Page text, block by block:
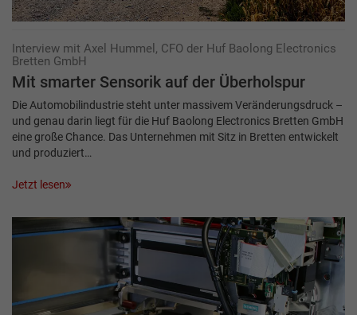
Interview mit Axel Hummel, CFO der Huf Baolong Electronics
Bretten GmbH
Mit smarter Sensorik auf der Überholspur
Die Automobilindustrie steht unter massivem Veränderungsdruck –
und genau darin liegt für die Huf Baolong Electronics Bretten GmbH
eine große Chance. Das Unternehmen mit Sitz in Bretten entwickelt
und produziert…
Jetzt lesen